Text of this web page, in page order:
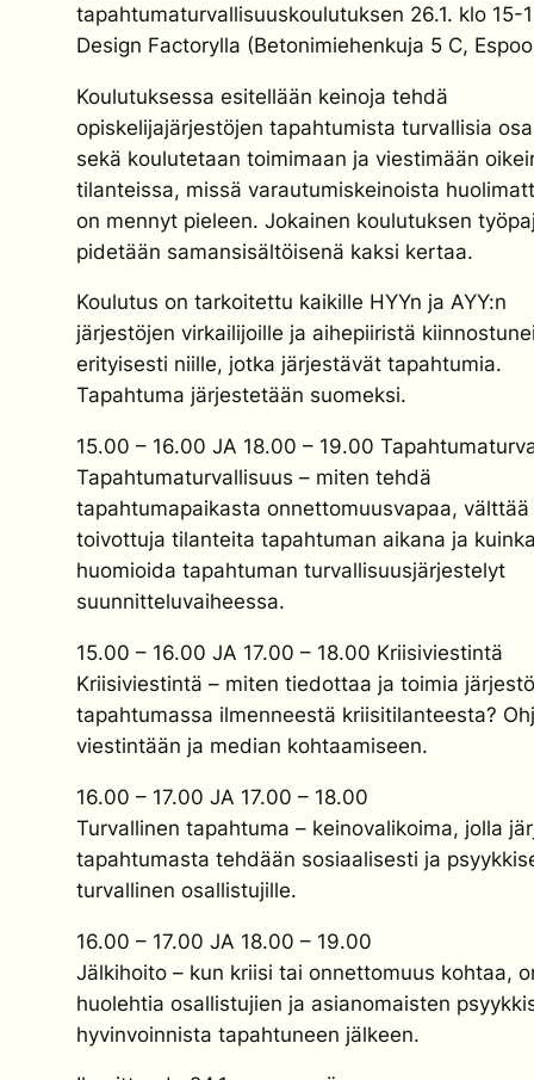
tapahtumaturvallisuuskoulutuksen 26.1. klo 15-
Design Factorylla (Betonimiehenkuja 5 C,
Koulutuksessa esitellään keinoja tehdä
opiskelijajärjestöjen tapahtumista turvallisia
sekä koulutetaan toimimaan ja viestimään
tilanteissa, missä varautumiskeinoista
on mennyt pieleen. Jokainen koulutuksen
pidetään samansisältöisenä kaksi kertaa.
Koulutus on tarkoitettu kaikille HYYn ja AYY:n
järjestöjen virkailijoille ja aihepiiristä
erityisesti niille, jotka järjestävät tapahtumia.
Tapahtuma järjestetään suomeksi.
15.00 – 16.00 JA 18.00 – 19.00
Tapahtumaturvallisuus – miten tehdä
tapahtumapaikasta onnettomuusvapaa,
toivottuja tilanteita tapahtuman aikana ja
huomioida tapahtuman turvallisuusjärjestelyt
suunnitteluvaiheessa.
15.00 – 16.00 JA 17.00 – 18.00 Kriisiviestintä
Kriisiviestintä – miten tiedottaa ja toimia
tapahtumassa ilmenneestä kriisitilanteesta?
viestintään ja median kohtaamiseen.
16.00 – 17.00 JA 17.00 – 18.00
Turvallinen tapahtuma – keinovalikoima, jolla
tapahtumasta tehdään sosiaalisesti ja
turvallinen osallistujille.
16.00 – 17.00 JA 18.00 – 19.00
Jälkihoito – kun kriisi tai onnettomuus kohtaa,
huolehtia osallistujien ja asianomaisten
hyvinvoinnista tapahtuneen jälkeen.